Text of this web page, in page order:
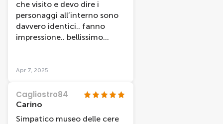
che visito e devo dire i
personaggi all’interno sono
davvero identici.. fanno
impressione.. bellissimo
Apr 7, 2025
Cagliostro84
Carino
Simpatico museo delle cere